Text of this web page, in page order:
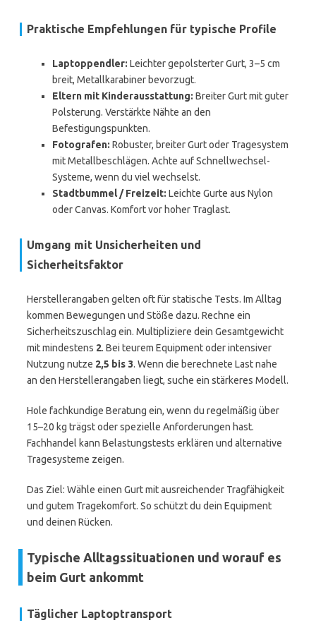
Praktische Empfehlungen für typische Profile
Laptoppendler: Leichter gepolsterter Gurt, 3–5 cm
breit, Metallkarabiner bevorzugt.
Eltern mit Kinderausstattung: Breiter Gurt mit guter
Polsterung. Verstärkte Nähte an den
Befestigungspunkten.
Fotografen: Robuster, breiter Gurt oder Tragesystem
mit Metallbeschlägen. Achte auf Schnellwechsel-
Systeme, wenn du viel wechselst.
Stadtbummel / Freizeit: Leichte Gurte aus Nylon
oder Canvas. Komfort vor hoher Traglast.
Umgang mit Unsicherheiten und
Sicherheitsfaktor
Herstellerangaben gelten oft für statische Tests. Im Alltag
kommen Bewegungen und Stöße dazu. Rechne ein
Sicherheitszuschlag ein. Multipliziere dein Gesamtgewicht
mit mindestens 2. Bei teurem Equipment oder intensiver
Nutzung nutze 2,5 bis 3. Wenn die berechnete Last nahe
an den Herstellerangaben liegt, suche ein stärkeres Modell.
Hole fachkundige Beratung ein, wenn du regelmäßig über
15–20 kg trägst oder spezielle Anforderungen hast.
Fachhandel kann Belastungstests erklären und alternative
Tragesysteme zeigen.
Das Ziel: Wähle einen Gurt mit ausreichender Tragfähigkeit
und gutem Tragekomfort. So schützt du dein Equipment
und deinen Rücken.
Typische Alltagssituationen und worauf es
beim Gurt ankommt
Täglicher Laptoptransport